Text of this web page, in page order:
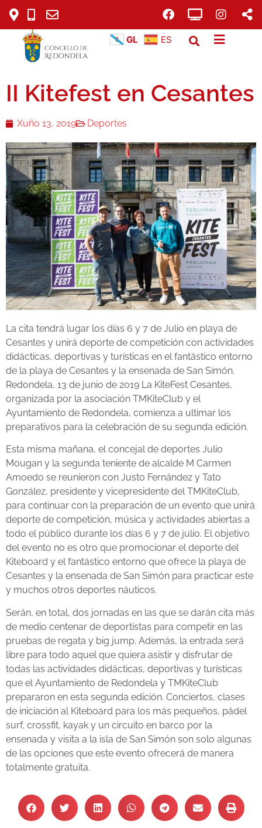
GL ES
II Kitefest en Cesantes
Xuño 13, 2019 Deportes
La cita tendrá lugar los días 6 y 7 de Julio en playa de
Cesantes y unirá deporte de competición con actividades
didácticas, deportivas y turísticas en el fantástico entorno
de la playa de Cesantes y la ensenada de San Simón.
Redondela, 13 de junio de 2019 La KiteFest Cesantes,
organizada por la asociación TMKiteClub y el
Ayuntamiento de Redondela, comienza a ultimar los
preparativos para la celebración de su segunda edición.
Esta misma mañana, el concejal de deportes Julio
Mougan y la segunda teniente de alcalde M Carmen
Amoedo se reunieron con Justo Fernández y Tato
González, presidente y vicepresidente del TMKiteClub,
para continuar con la preparación de un evento que unirá
deporte de competición, música y actividades abiertas a
todo el público durante los días 6 y 7 de julio. El objetivo
del evento no es otro que promocionar el deporte del
Kiteboard y el fantástico entorno que ofrece la playa de
Cesantes y la ensenada de San Simón para practicar este
y muchos otros deportes náuticos.
Serán, en total, dos jornadas en las que se darán cita más
de medio centenar de deportistas para competir en las
pruebas de regata y big jump. Además, la entrada será
libre para todo aquel que quiera asistir y disfrutar de
todas las actividades didácticas, deportivas y turísticas
que el Ayuntamiento de Redondela y TMKiteClub
prepararon en esta segunda edición. Conciertos, clases
de iniciación al Kiteboard para los más pequeños, pádel
surf, crossfit, kayak y un circuito en barco por la
ensenada y visita a la isla de San Simón son solo algunas
de las opciones que este evento ofrecerá de manera
totalmente gratuita.